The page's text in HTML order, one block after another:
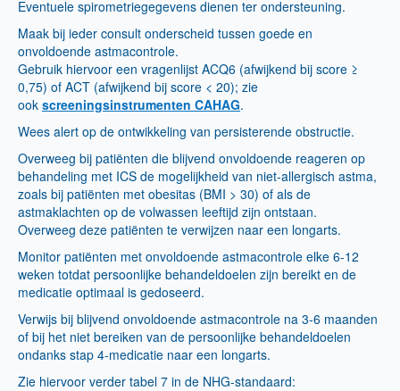
Eventuele spirometriegegevens dienen ter ondersteuning.
Maak bij ieder consult onderscheid tussen goede en
onvoldoende astmacontrole.
Gebruik hiervoor een vragenlijst ACQ6 (afwijkend bij score ≥
0,75) of ACT (afwijkend bij score < 20); zie
ook screeningsinstrumenten CAHAG.
Wees alert op de ontwikkeling van persisterende obstructie.
Overweeg bij patiënten die blijvend onvoldoende reageren op
behandeling met ICS de mogelijkheid van niet-allergisch astma,
zoals bij patiënten met obesitas (BMI > 30) of als de
astmaklachten op de volwassen leeftijd zijn ontstaan.
Overweeg deze patiënten te verwijzen naar een longarts.
Monitor patiënten met onvoldoende astmacontrole elke 6-12
weken totdat persoonlijke behandeldoelen zijn bereikt en de
medicatie optimaal is gedoseerd.
Verwijs bij blijvend onvoldoende astmacontrole na 3-6 maanden
of bij het niet bereiken van de persoonlijke behandeldoelen
ondanks stap 4-medicatie naar een longarts.
Zie hiervoor verder tabel 7 in de NHG-standaard: